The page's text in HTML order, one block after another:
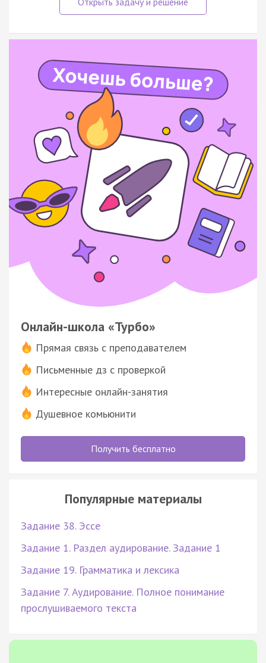
Онлайн-школа «Турбо»
Прямая связь с преподавателем
Письменные дз с проверкой
Интересные онлайн-занятия
Душевное комьюнити
Получить бесплатно
Популярные материалы
Задание 38. Эссе
Задание 1. Раздел аудирование. Задание 1
Задание 19. Грамматика и лексика
Задание 7. Аудирование. Полное понимание
прослушиваемого текста